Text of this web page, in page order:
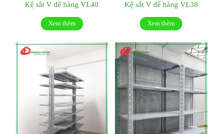
Kệ sắt V để hàng VL40
Xem thêm
Kệ sắt V để hàng VL38
Xem thêm